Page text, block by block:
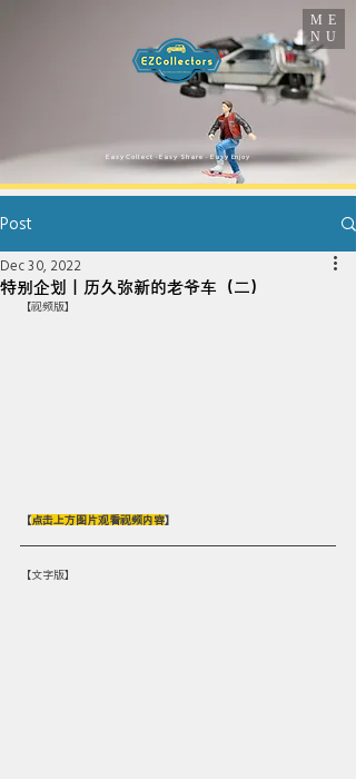
​Easy Collect · Easy Share · Easy Enjoy
ME
NU
Post
特别企划｜历久弥新的老爷车（二）
Dec 30, 2022
【视频版】
【 点击上方图片观看视频内容】
【文字版】